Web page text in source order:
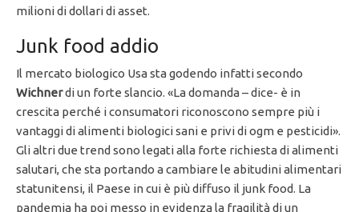
milioni di dollari di asset.
Junk food addio
Il mercato biologico Usa sta godendo infatti secondo
Wichnerdi un forte slancio. «La domanda – dice- è in
crescita perché i consumatori riconoscono sempre più i
vantaggi di alimenti biologici sani e privi di ogm e pesticidi».
Gli altri due trend sono legati alla forte richiesta di alimenti
salutari, che sta portando a cambiare le abitudini alimentari
statunitensi, il Paese in cui è più diffuso il junk food. La
pandemia ha poi messo in evidenza la fragilità di un